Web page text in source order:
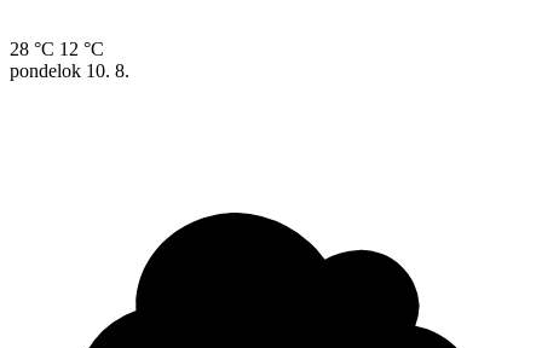
28 °C 12 °C
pondelok 10. 8.